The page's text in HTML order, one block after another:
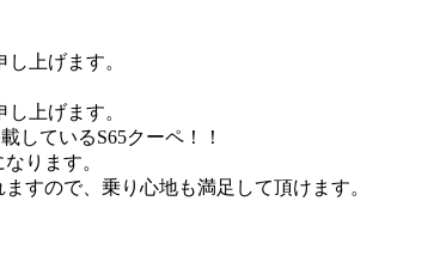
し上げます。
し上げます。
しているS65クーペ！！
ります。
すので、乗り心地も満足して頂けます。